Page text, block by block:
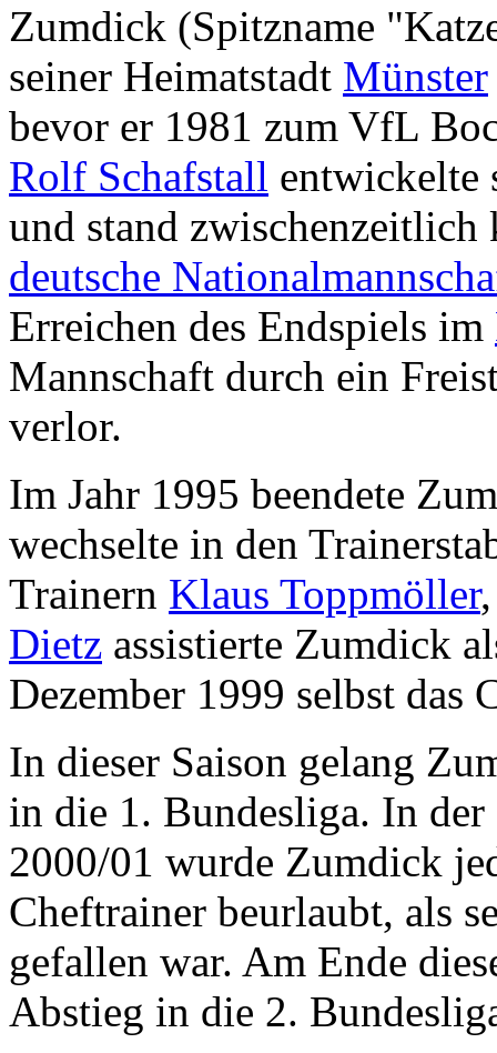
Zumdick (Spitzname
seiner Heimatstadt Münster
bevor er 1981 zum VfL
Rolf Schafstall entwickelte
und stand
deutsche
Erreichen des Endspiels im
Mannschaft durch ein
verlor.
Im Jahr 1995 beendete
wechselte in den
Trainern Klaus Toppmöller
Dietz assistierte Zumdick
Dezember 1999 selbst das
In dieser Saison gelang
in die 1. Bundesliga. In
2000/01 wurde Zumdick
Cheftrainer beurlaubt, als
gefallen war. Am Ende
Abstieg in die 2.